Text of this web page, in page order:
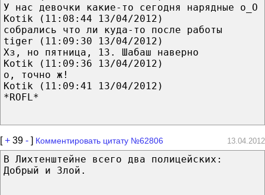
У нас девочки какие-то сегодня нарядные о_О
Kotik (11:08:44 13/04/2012)
собрались что ли куда-то после работы
tiger (11:09:30 13/04/2012)
Хз, но пятница, 13. Шабаш наверно
Kotik (11:09:36 13/04/2012)
о, точно ж!
Kotik (11:09:41 13/04/2012)
*ROFL*
[+ 39 - ] Комментировать цитату №62806 13.04.2012
В Лихтенштейне всего два полицейских:
Добрый и Злой.